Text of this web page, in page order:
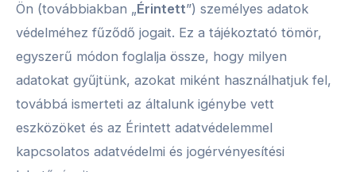
Ön (továbbiakban „Érintett”) személyes adatok
védelméhez fűződő jogait. Ez a tájékoztató tömör,
egyszerű módon foglalja össze, hogy milyen
adatokat gyűjtünk, azokat miként használhatjuk fel,
továbbá ismerteti az általunk igénybe vett
eszközöket és az Érintett adatvédelemmel
kapcsolatos adatvédelmi és jogérvényesítési